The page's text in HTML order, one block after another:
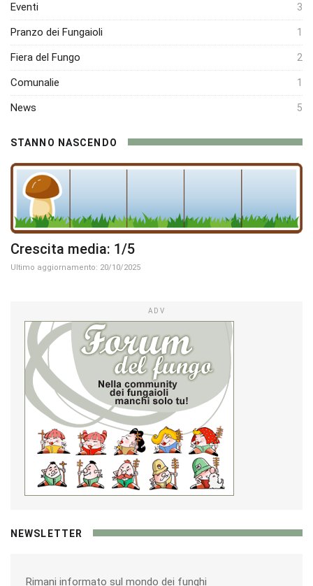
Eventi 3
Pranzo dei Fungaioli 1
Fiera del Fungo 2
Comunalie 1
News 5
STANNO NASCENDO
Crescita media: 1/5
Ultimo aggiornamento: 20/10/2025
ADV
NEWSLETTER
Rimani informato sul mondo dei funghi